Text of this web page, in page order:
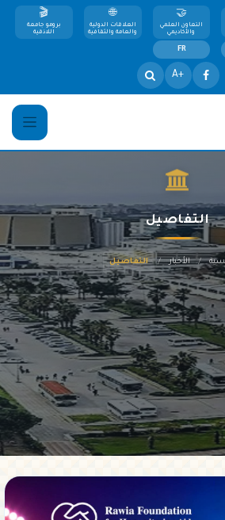
التعاون العلمي
والأكاديمي
العلاقات الدولية
والعامة والثقافية
برومو جامعة
اللاذقية
FR
+A
التفاصيل
/ الأخبار / التفاصيل